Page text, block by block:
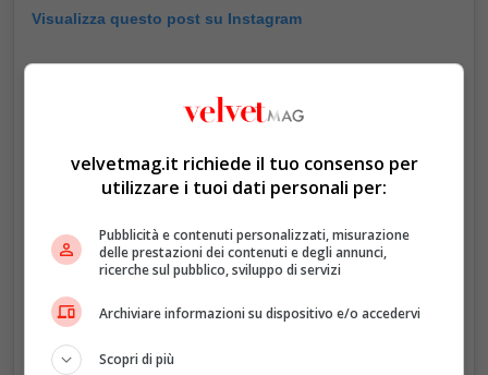
Visualizza questo post su Instagram
velvetmag.it richiede il tuo consenso per
utilizzare i tuoi dati personali per:
Pubblicità e contenuti personalizzati, misurazione
delle prestazioni dei contenuti e degli annunci,
ricerche sul pubblico, sviluppo di servizi
Archiviare informazioni su dispositivo e/o accedervi
Scopri di più